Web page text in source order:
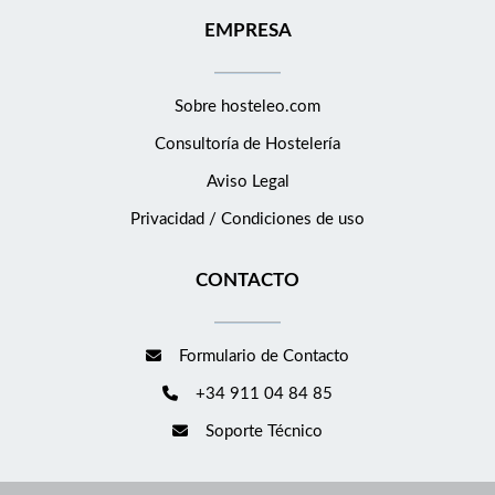
DALL·E, Runway, entre otros). Portfolio que demuestre
proyectos simultáneamente en un entorno dinámico. Excelente
habilidad de comunicación y trabajo en equipo. Requisitos
enfocado en la experiencia del cliente y los mercados premium.
el sector hotelero. Proactividad y entusiasmo por explorar
líder en el sector travel, en continuo crecimiento y expansión
global, que apuesta por el constante desarrollo profesional de
EMPRESA
Sobre hosteleo.com
Consultoría de Hostelería
Aviso Legal
Privacidad / Condiciones de uso
CONTACTO
Formulario de Contacto
+34 911 04 84 85
Soporte Técnico